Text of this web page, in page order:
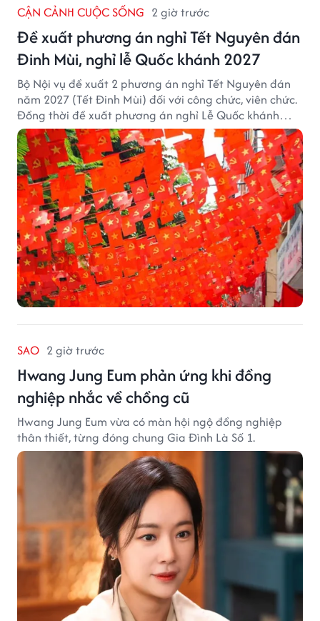
CẬN CẢNH CUỘC SỐNG 2 giờ trước
Đề xuất phương án nghỉ Tết Nguyên đán
Đinh Mùi, nghỉ lễ Quốc khánh 2027
Bộ Nội vụ đề xuất 2 phương án nghỉ Tết Nguyên đán
năm 2027 (Tết Đinh Mùi) đối với công chức, viên chức.
Đồng thời đề xuất phương án nghỉ Lễ Quốc khánh
năm 2027 với 4 ngày nghỉ liên tục.
SAO 2 giờ trước
Hwang Jung Eum phản ứng khi đồng
nghiệp nhắc về chồng cũ
Hwang Jung Eum vừa có màn hội ngộ đồng nghiệp
thân thiết, từng đóng chung Gia Đình Là Số 1.